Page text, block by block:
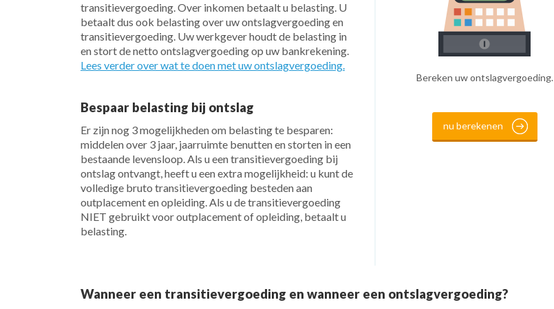
transitievergoeding. Over inkomen betaalt u belasting. U
betaalt dus ook belasting over uw ontslagvergoeding en
transitievergoeding. Uw werkgever houdt de belasting in
en stort de netto ontslagvergoeding op uw bankrekening.
Lees verder over wat te doen met uw ontslagvergoeding.
Bespaar belasting bij ontslag
Er zijn nog 3 mogelijkheden om belasting te besparen:
middelen over 3 jaar, jaarruimte benutten en storten in een
bestaande levensloop. Als u een transitievergoeding bij
ontslag ontvangt, heeft u een extra mogelijkheid: u kunt de
volledige bruto transitievergoeding besteden aan
outplacement en opleiding. Als u de transitievergoeding
NIET gebruikt voor outplacement of opleiding, betaalt u
belasting.
Bereken uw ontslagvergoeding.
nu berekenen
Wanneer een transitievergoeding en wanneer een ontslagvergoeding?